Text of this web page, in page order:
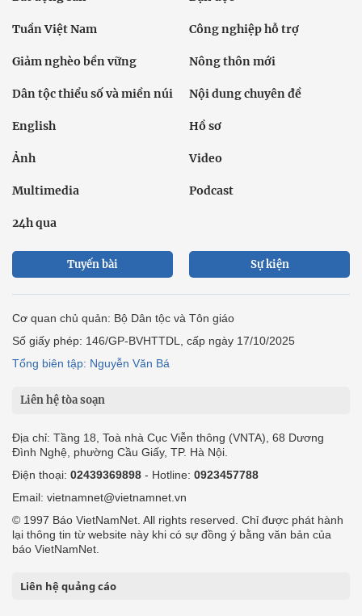
Tuần Việt Nam Công nghiệp hỗ trợ
Giảm nghèo bền vững Nông thôn mới
Dân tộc thiểu số và miền núi Nội dung chuyên đề
English Hồ sơ
Ảnh Video
Multimedia Podcast
24h qua
Tuyến bài Sự kiện
Cơ quan chủ quản: Bộ Dân tộc và Tôn giáo
Số giấy phép: 146/GP-BVHTTDL, cấp ngày 17/10/2025
Tổng biên tập: Nguyễn Văn Bá
Liên hệ tòa soạn
Địa chỉ: Tầng 18, Toà nhà Cục Viễn thông (VNTA), 68 Dương
Đình Nghệ, phường Cầu Giấy, TP. Hà Nội.
Điện thoại: 02439369898 - Hotline: 0923457788
Email: vietnamnet@vietnamnet.vn
© 1997 Báo VietNamNet. All rights reserved. Chỉ được phát hành
lại thông tin từ website này khi có sự đồng ý bằng văn bản của
báo VietNamNet.
Liên hệ quảng cáo